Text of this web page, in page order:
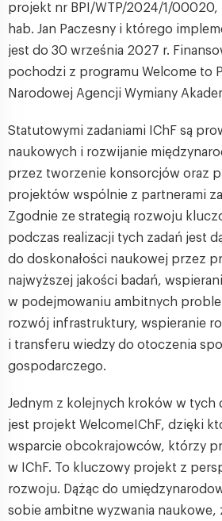
projekt nr BPI/WTP/2024/1/00020,
hab. Jan Paczesny i którego
jest do 30 września 2027 r.
pochodzi z programu Welcome to
Narodowej Agencji Wymiany
Statutowymi zadaniami IChF są
naukowych i rozwijanie
przez tworzenie konsorcjów oraz
projektów wspólnie z partnerami
Zgodnie ze strategią rozwoju
podczas realizacji tych zadań jest
do doskonałości naukowej przez
najwyższej jakości badań,
w podejmowaniu ambitnych
rozwój infrastruktury, wspieranie
i transferu wiedzy do otoczenia
gospodarczego.
Jednym z kolejnych kroków w tych
jest projekt WelcomeIChF, dzięki
wsparcie obcokrajowców, którzy
w IChF. To kluczowy projekt z
rozwoju. Dążąc do
sobie ambitne wyzwania naukowe,